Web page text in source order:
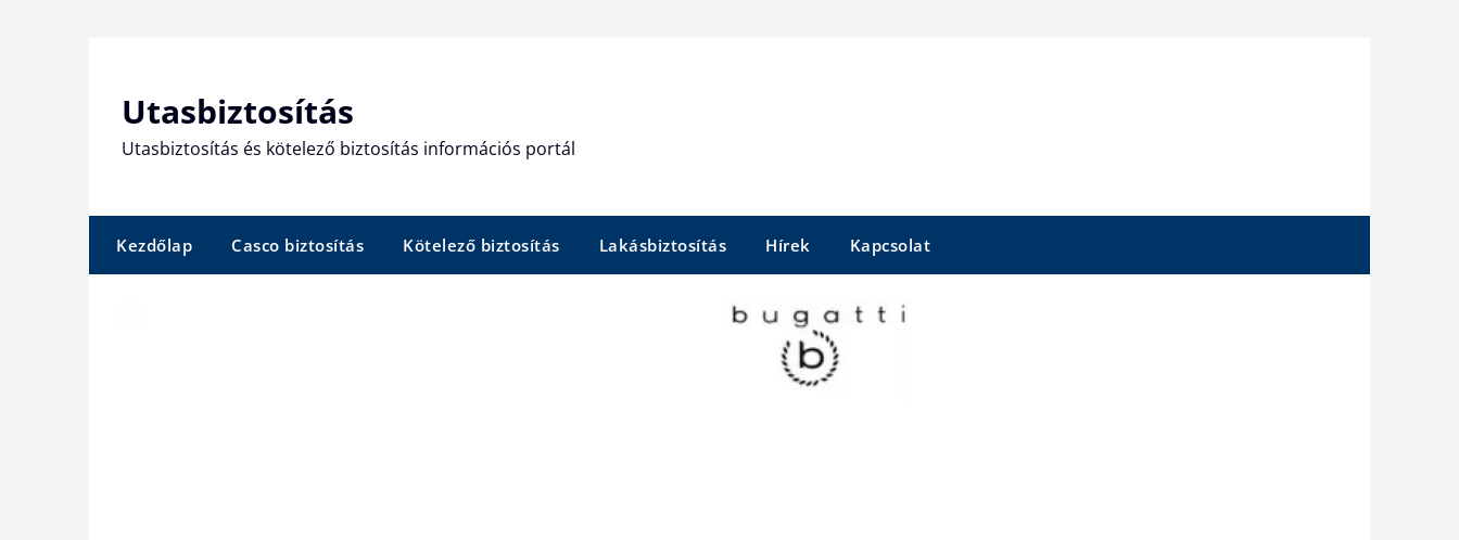
Utasbiztosítás
Utasbiztosítás és kötelező biztosítás információs portál
Kezdőlap Casco biztosítás Kötelező biztosítás Lakásbiztosítás Hírek Kapcsolat